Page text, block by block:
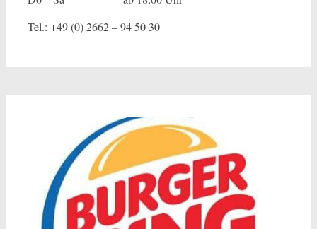
Tel.: +49 (0) 2662 – 94 50 30